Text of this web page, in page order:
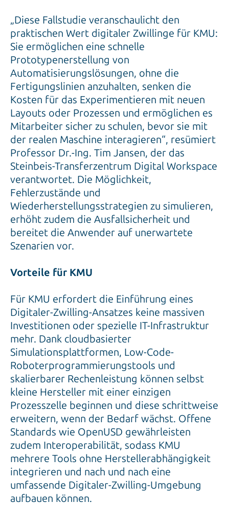
„Diese Fallstudie veranschaulicht den
praktischen Wert digitaler Zwillinge für KMU:
Sie ermöglichen eine schnelle
Prototypenerstellung von
Automatisierungslösungen, ohne die
Fertigungslinien anzuhalten, senken die
Kosten für das Experimentieren mit neuen
Layouts oder Prozessen und ermöglichen es
Mitarbeiter sicher zu schulen, bevor sie mit
der realen Maschine interagieren“, resümiert
Professor Dr.-Ing. Tim Jansen, der das
Steinbeis-Transferzentrum Digital Workspace
verantwortet. Die Möglichkeit,
Fehlerzustände und
Wiederherstellungsstrategien zu simulieren,
erhöht zudem die Ausfallsicherheit und
bereitet die Anwender auf unerwartete
Szenarien vor.
Vorteile für KMU
Für KMU erfordert die Einführung eines
Digitaler-Zwilling-Ansatzes keine massiven
Investitionen oder spezielle IT-Infrastruktur
mehr. Dank cloudbasierter
Simulationsplattformen, Low-Code-
Roboterprogrammierungstools und
skalierbarer Rechenleistung können selbst
kleine Hersteller mit einer einzigen
Prozesszelle beginnen und diese schrittweise
erweitern, wenn der Bedarf wächst. Offene
Standards wie OpenUSD gewährleisten
zudem Interoperabilität, sodass KMU
mehrere Tools ohne Herstellerabhängigkeit
integrieren und nach und nach eine
umfassende Digitaler-Zwilling-Umgebung
aufbauen können.